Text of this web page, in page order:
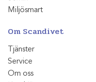
Miljösmart
Om Scandivet
Tjänster
Service
Om oss